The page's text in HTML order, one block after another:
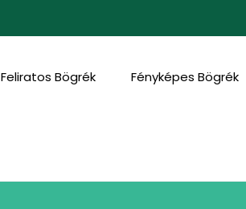
Feliratos Bögrék Fényképes Bögrék